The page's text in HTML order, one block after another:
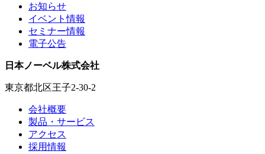
お知らせ
イベント情報
セミナー情報
電子公告
日本ノーベル株式会社
東京都北区王子2-30-2
会社概要
製品・サービス
アクセス
採用情報